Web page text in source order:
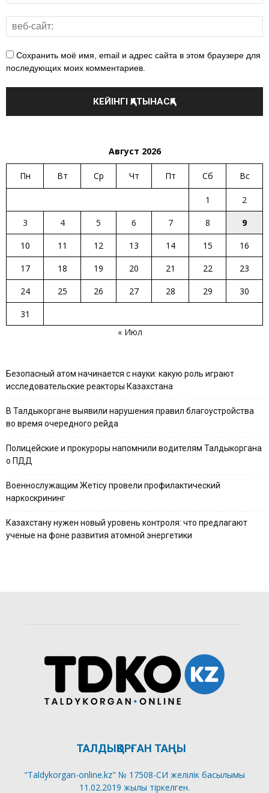
Сохранить моё имя, email и адрес сайта в этом браузере для
последующих моих комментариев.
Август 2026
Пн Вт Ср Чт Пт Сб Вс
1
2
3
4 5 6 7 8
9
10
11 12 13 14 15
16
17
18 19 20 21 22
23
24
25 26 27 28 29
30
31
« Июл
Безопасный атом начинается с науки: какую роль играют
исследовательские реакторы Казахстана
В Талдыкоргане выявили нарушения правил благоустройства
во время очередного рейда
Полицейские и прокуроры напомнили водителям Талдыкоргана
о ПДД
Военнослужащим Жетісу провели профилактический
наркоскрининг
Казахстану нужен новый уровень контроля: что предлагают
ученые на фоне развития атомной энергетики
ТАЛДЫҚОРҒАН ТАҢЫ
"Taldykorgan-online.kz" № 17508-СИ желілік басылымы
11.02.2019 жылы тіркелген.